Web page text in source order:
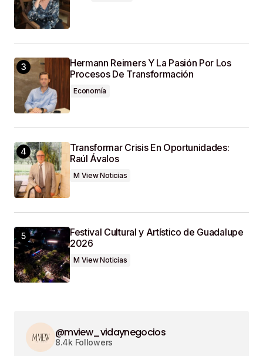
Hermann Reimers Y La Pasión Por Los
Procesos De Transformación
Economía
Transformar Crisis En Oportunidades:
Raúl Ávalos
M View Noticias
Festival Cultural y Artístico de Guadalupe
2026
M View Noticias
@mview_vidaynegocios
8.4k Followers